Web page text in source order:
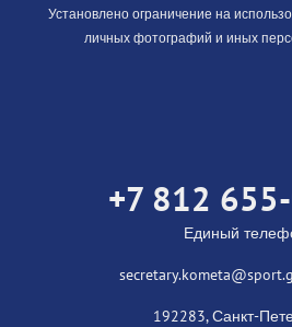
Установлено ограничение на
личных фотографий и иных
+7 812
Единый
192283, Санкт-